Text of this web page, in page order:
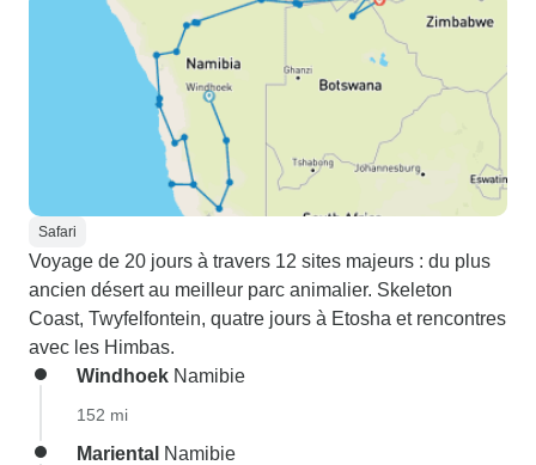
Safari
Voyage de 20 jours à travers 12 sites majeurs : du plus
ancien désert au meilleur parc animalier. Skeleton
Coast, Twyfelfontein, quatre jours à Etosha et rencontres
avec les Himbas.
Windhoek Namibie
152 mi
Mariental Namibie